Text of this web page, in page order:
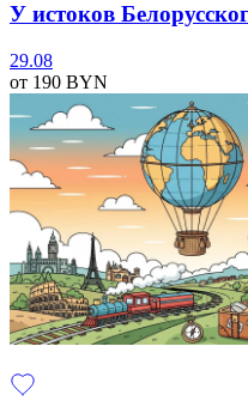
У истоков
29.08
от 190 BYN